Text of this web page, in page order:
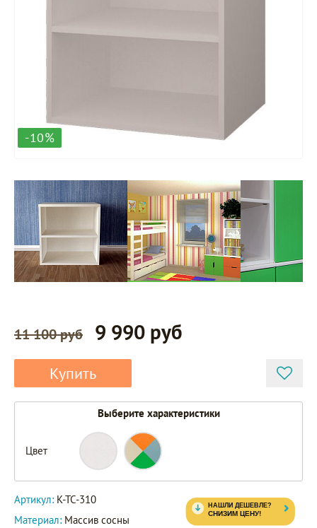
-10%
11 100 руб 9 990 руб
Купить
Выберите характеристики
Цвет
Артикул: К-ТС-310
Материал: Массив сосны